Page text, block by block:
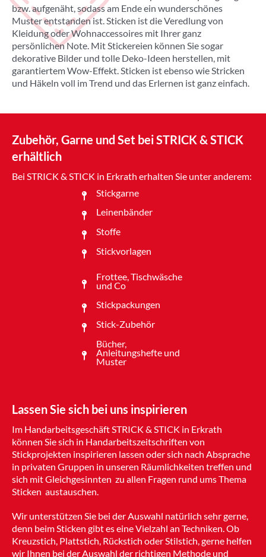
bzw. aufgenäht, sodass am Ende ein wunderschönes
Muster entstanden ist. Sticken ist die Veredlung von
Kleidung oder Wohnaccessoires mit Ihrer ganz
persönlichen Note. Mit Stickereien können Sie sogar
dekorative Bilder und tolle Deko-Ideen herstellen, mit
garantiertem Wow-Effekt. Sticken ist ebenso wie Stricken
und Häkeln voll im Trend und das Erlernen ist ganz einfach.
Zubehör, Garne und Set bei STRICK & STICK
erhältlich
Bei STRICK & STICK in Erkrath erhalten Sie unter anderem:
Stickgarne
Leinenbänder
Stoffe
Stickvorlagen
Frottee, Tischwäsche
und Co
Stickpackungen
Stick-Zubehör
Bücher,
Anleitungshefte und
Muster
Lassen Sie sich bei uns inspirieren
Im Handarbeitsgeschäft STRICK & STICK in Erkrath
können Sie sich in Handarbeitszeitschriften von
Stickprojekten inspirieren lassen oder sich nach Absprache
in privaten Gruppen in unseren Räumlichkeiten treffen und
sich mit Gleichgesinnten zu allen Fragen rund ums Thema
Sticken austauschen.
Wir unterstützen Sie bei der Auswahl natürlich sehr gerne,
denn beim Sticken gibt es eine Vielzahl an Techniken. Ob
Kreuzstich, Plattstich, Rückstich oder Stilstich, gerne helfen
wir Ihnen bei der Auswahl der richtigen Methode und